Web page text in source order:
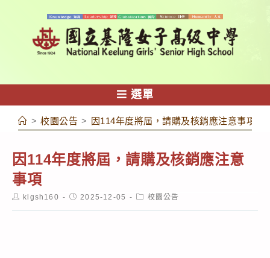
容
選單
> 校園公告 > 因114年度將屆，請購及核銷應注意事項
因114年度將屆，請購及核銷應注意
事項
Postklgsh160
Post2025-12-05
Post校園公告